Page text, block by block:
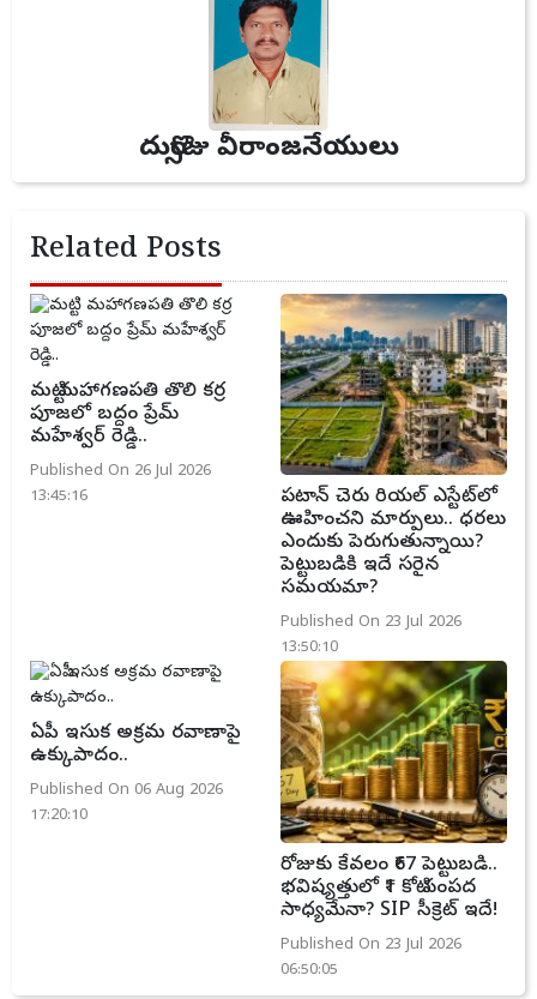
దుర్సొజు వీరాంజనేయులు
Related Posts
మట్టి మహాగణపతి తొలి కర్ర
పూజలో బద్దం ప్రేమ్
మహేశ్వర్ రెడ్డి..
Published On 26 Jul 2026
13:45:16
పటాన్ చెరు రియల్ ఎస్టేట్‌లో
ఊహించని మార్పులు.. ధరలు
ఎందుకు పెరుగుతున్నాయి?
పెట్టుబడికి ఇదే సరైన
సమయమా?
Published On 23 Jul 2026
13:50:10
ఏపీ ఇసుక అక్రమ రవాణాపై
ఉక్కుపాదం..
Published On 06 Aug 2026
17:20:10
రోజుకు కేవలం ₹67 పెట్టుబడి..
భవిష్యత్తులో ₹1 కోటి సంపద
సాధ్యమేనా? SIP సీక్రెట్ ఇదే!
Published On 23 Jul 2026
06:50:05